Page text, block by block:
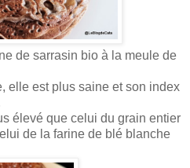
de sarrasin bio à la meule de
elle est plus saine et son index
élevé que celui du grain entier
de la farine de blé blanche